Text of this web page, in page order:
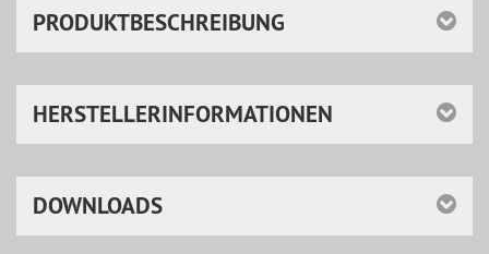
PRODUKTBESCHREIBUNG
HERSTELLERINFORMATIONEN
DOWNLOADS